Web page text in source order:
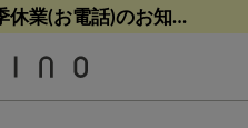
【クリアランスセール】人気パジャマが追加！
カスタマーサポート夏季休業(お電話)のお知らせ
お荷物配送について
【クリアランスセール】人気パジャマが追加！
カスタマーサポート夏季休業(お電話)のお知らせ